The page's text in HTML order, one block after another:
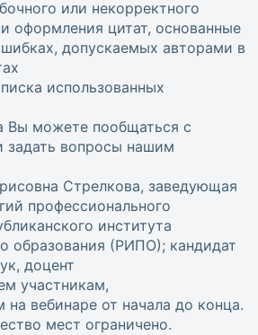
или некорректного
оформления цитат, основанные
допускаемых авторами в
использованных
Вы можете пообщаться с
задать вопросы нашим
Стрелкова, заведующая
профессионального
института
образования (РИПО); кандидат
доцент
участникам,
на вебинаре от начала до конца.
мест ограничено.